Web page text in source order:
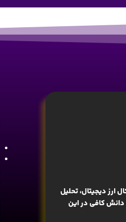
ارز دیجیتال، تحلیل
دانش کافی در این